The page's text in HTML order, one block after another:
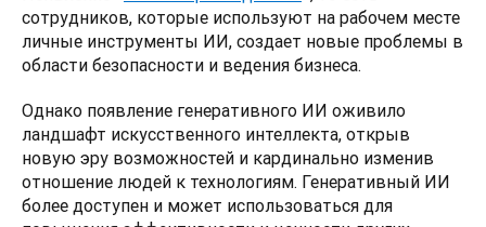
сотрудников, которые используют на рабочем месте
личные инструменты ИИ, создает новые проблемы в
области безопасности и ведения бизнеса.
Однако появление генеративного ИИ оживило
ландшафт искусственного интеллекта, открыв
новую эру возможностей и кардинально изменив
отношение людей к технологиям. Генеративный ИИ
более доступен и может использоваться для